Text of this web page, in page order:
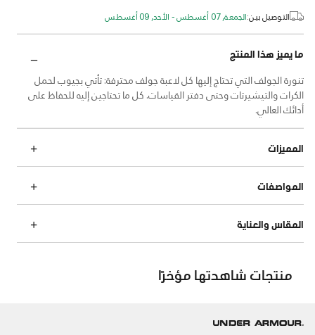
التوصيل بين:الجمعة, 07 أغسطس - الأحد, 09 أغسطس
ما يميز هذا المنتج
تنورة الجولف التي تحتاج إليها كل لاعبة جولف محترفة: تأتي بجيوب لحمل
الكرات والتيشيرتات وحتى دفتر القياسات. كل ما تحتاجين إليه للحفاظ على
أدائك العالي.
المميزات
المواصفات
المقاس والعناية
منتجات شاهدتها مؤخرًا